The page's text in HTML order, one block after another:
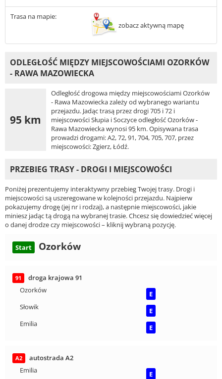
Trasa na mapie:
zobacz aktywną mapę
ODLEGŁOŚĆ MIĘDZY MIEJSCOWOŚCIAMI OZORKÓW
- RAWA MAZOWIECKA
95 km
Odległość drogowa między miejscowościami Ozorków
- Rawa Mazowiecka zależy od wybranego wariantu
przejazdu. Jadąc trasą przez drogi 705 i 72 i
miejscowości Słupia i Soczyce odległość Ozorków -
Rawa Mazowiecka wynosi 95 km. Opisywana trasa
prowadzi drogami: A2, 72, 91, 704, 705, 707, przez
miejscowości: Zgierz, Łódź.
PRZEBIEG TRASY - DROGI I MIEJSCOWOŚCI
Poniżej prezentujemy interaktywny przebieg Twojej trasy. Drogi i
miejscowości są uszeregowane w kolejności przejazdu. Najpierw
pokazujemy drogę (jej nr i rodzaj), a następnie miejscowości, jakie
miniesz jadąc tą drogą na wybranej trasie. Chcesz się dowiedzieć więcej
o danej drodze czy miejscowości – kliknij wybraną pozycję.
Start Ozorków
91
droga krajowa 91
Ozorków
E
Słowik
E
Emilia
E
A2
autostrada A2
Emilia
E